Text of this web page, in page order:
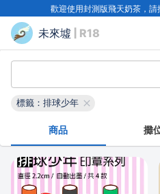
歡迎使用封測版飛天奶茶，請
未來墟 | R18
標籤：排球少年
商品 攤